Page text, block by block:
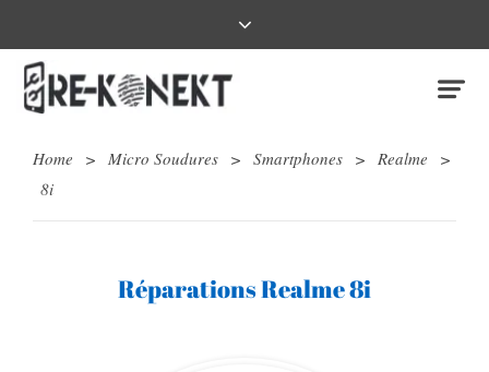
Home > Micro Soudures > Smartphones > Realme
>
8i
Réparations Realme 8i